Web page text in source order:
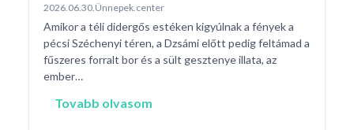
2026.06.30. Ünnepek.center
Amikor a téli didergős estéken kigyúlnak a fények a
pécsi Széchenyi téren, a Dzsámi előtt pedig feltámad a
fűszeres forralt bor és a sült gesztenye illata, az
ember…
Tovabb olvasom